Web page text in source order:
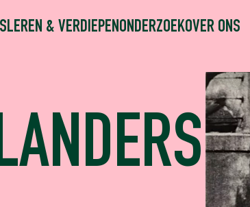
LEREN & VERDIEPENONDERZOEKOVER ONS